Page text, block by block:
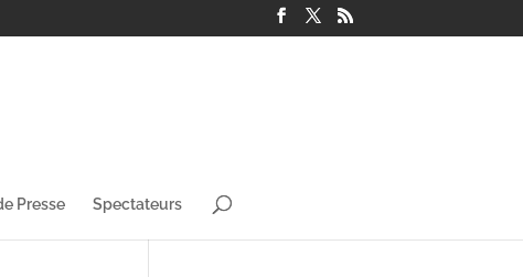
Presse Spectateurs